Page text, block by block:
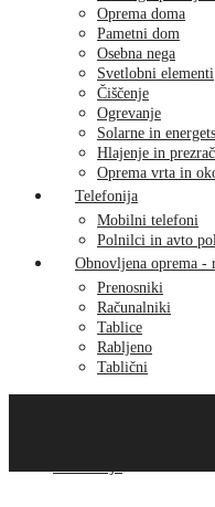
Oprema doma
Pametni dom
Osebna nega
Svetlobni elementi
Čiščenje
Ogrevanje
Solarne in
Hlajenje in
Oprema vrta in
Telefonija
Mobilni telefoni
Polnilci in avto
Obnovljena oprema -
Prenosniki
Računalniki
Tablice
Rabljeno
Tablični